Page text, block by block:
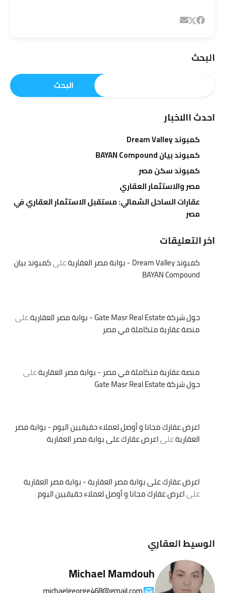
البحث
البحث
احدث االاخبار
كمبوند Dream Valley
كمبوند بيان BAYAN Compound
كمبوند سكن مصر
مصر والاستثمار العقاري
عقارات الساحل الشمالي: مستقبل الاستثمار العقاري في
مصر
اخر التعليقات
كمبوند Dream Valley - بوابة مصر العقارية علىكمبوند بيان
BAYAN Compound
حول شركة Gate Masr Real Estate - بوابة مصر العقارية
على
منصة عقارية متكاملة في مصر
منصة عقارية متكاملة في مصر - بوابة مصر العقاريةعلى
حول شركة Gate Masr Real Estate
اعرض عقارك مجانا و أوصل لعملاء حقيقيين اليوم - بوابة مصر
العقاريةعلىاعرض عقارك على بوابة مصر العقارية
اعرض عقارك على بوابة مصر العقارية - بوابة مصر العقارية
علىاعرض عقارك مجانا و أوصل لعملاء حقيقيين اليوم
الوسيط العقاري
Michael Mamdouh